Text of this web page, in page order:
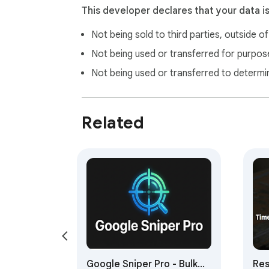
This developer declares that your data is
Not being sold to third parties, outside
Not being used or transferred for
Not being used or transferred to
Related
Google Sniper Pro - Bulk